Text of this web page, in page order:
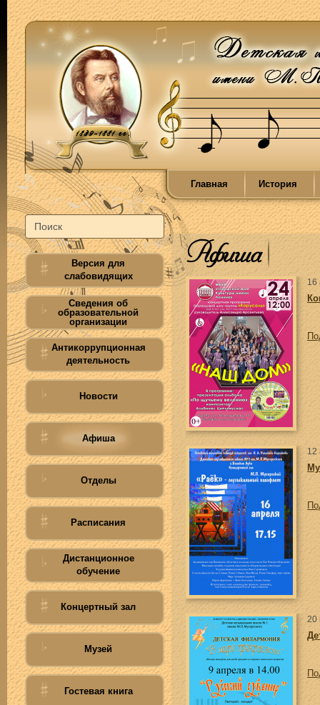
Главная История
Версия для
слабовидящих
Сведения об
образовательной
организации
Антикоррупционная
деятельность
Новости
Афиша
Отделы
Расписания
Дистанционное
обучение
Концертный зал
Музей
Гостевая книга
Афиша
16
12
20